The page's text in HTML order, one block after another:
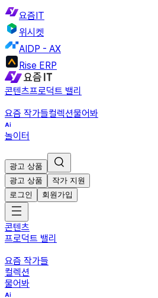
요즘IT
위시켓
AIDP - AX
Rise ERP
콘텐츠프로덕트 밸리
요즘 작가들컬렉션물어봐
놀이터
광고 상품
광고 상품
작가 지원
로그인
회원가입
콘텐츠
프로덕트 밸리
요즘 작가들
컬렉션
물어봐